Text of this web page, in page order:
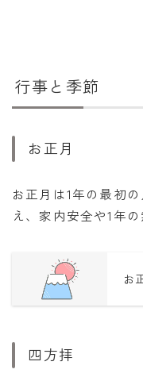
行事と季節
お正月
お正月は1年の最初
え、家内安全や1年
お
四方拝